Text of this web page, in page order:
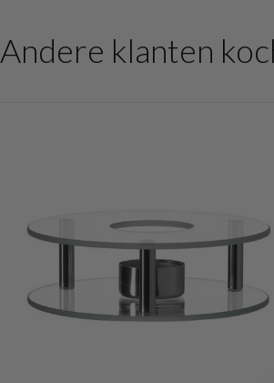
Andere klanten